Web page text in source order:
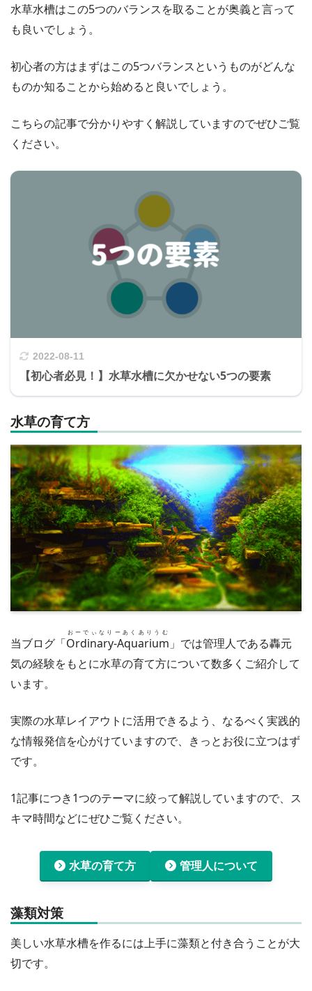
水草水槽はこの5つのバランスを取ることが奥義と言って
も良いでしょう。
初心者の方はまずはこの5つバランスというものがどんな
ものか知ることから始めると良いでしょう。
こちらの記事で分かりやすく解説していますのでぜひご覧
ください。
2022-08-11
【初心者必見！】水草水槽に欠かせない5つの要素
水草の育て方
当ブログ「Ordinary-Aquarium
おーでぃなりーあくありうむ
」では管理人である轟元
気の経験をもとに水草の育て方について数多くご紹介して
います。
実際の水草レイアウトに活用できるよう、なるべく実践的
な情報発信を心がけていますので、きっとお役に立つはず
です。
1記事につき1つのテーマに絞って解説していますので、ス
キマ時間などにぜひご覧ください。
水草の育て方 管理人について
藻類対策
美しい水草水槽を作るには上手に藻類と付き合うことが大
切です。